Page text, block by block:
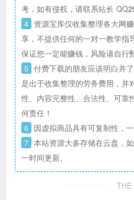
考，如有侵权，请联系站长 QQ
4 资源宝库仅收集整理各大网
享，不提供任何的一对一教学指
保证您一定能赚钱，风险请自行
5 付费下载的朋友应该明白并
是出于收集整理的劳务费用，并
性、内容完整性、合法性、可靠
何责任！
6 因虚拟商品具有可复制性，
7 本站资源大多存储在云盘，
一时间更新。
THE